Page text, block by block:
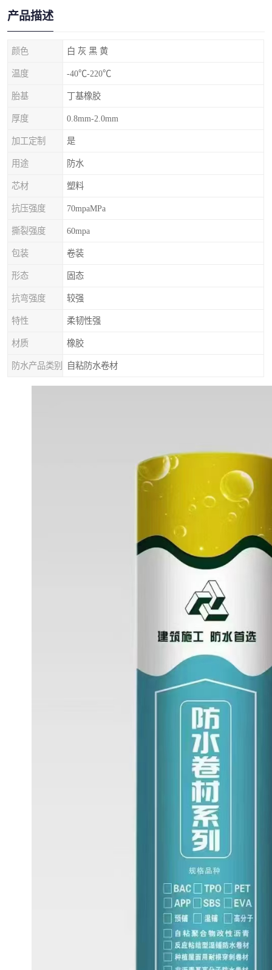
产品描述
颜色 白 灰 黑 黄
温度 -40℃-220℃
胎基 丁基橡胶
厚度 0.8mm-2.0mm
加工定制 是
用途 防水
芯材 塑料
抗压强度 70mpaMPa
撕裂强度 60mpa
包装 卷装
形态 固态
抗弯强度 较强
特性 柔韧性强
材质 橡胶
防水产品类别 自粘防水卷材